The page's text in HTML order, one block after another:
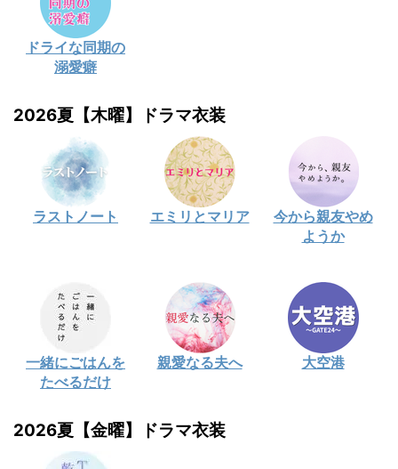
ドライな同期の
溺愛癖
2026夏【木曜】ドラマ衣装
ラストノート エミリとマリア
今から親友やめ
ようか
一緒にごはんを
たべるだけ
親愛なる夫へ 大空港
2026夏【金曜】ドラマ衣装